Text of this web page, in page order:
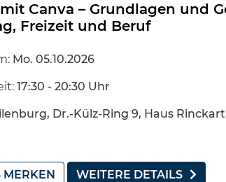
Canva – Grundlagen und
Freizeit und Beruf
Mo. 05.10.2026
17:30 - 20:30 Uhr
Dr.-Külz-Ring 9, Haus Rinckart
MERKEN WEITERE DETAILS